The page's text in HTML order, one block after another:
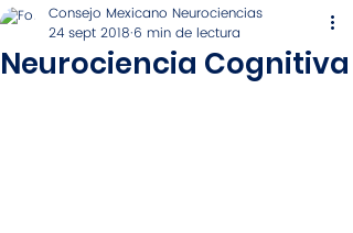
Neurociencia Cognitiva
Consejo Mexicano Neurociencias
24 sept 2018 6 min de lectura